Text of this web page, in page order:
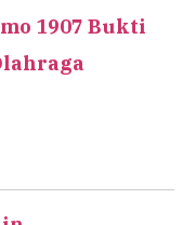
1907 Bukti